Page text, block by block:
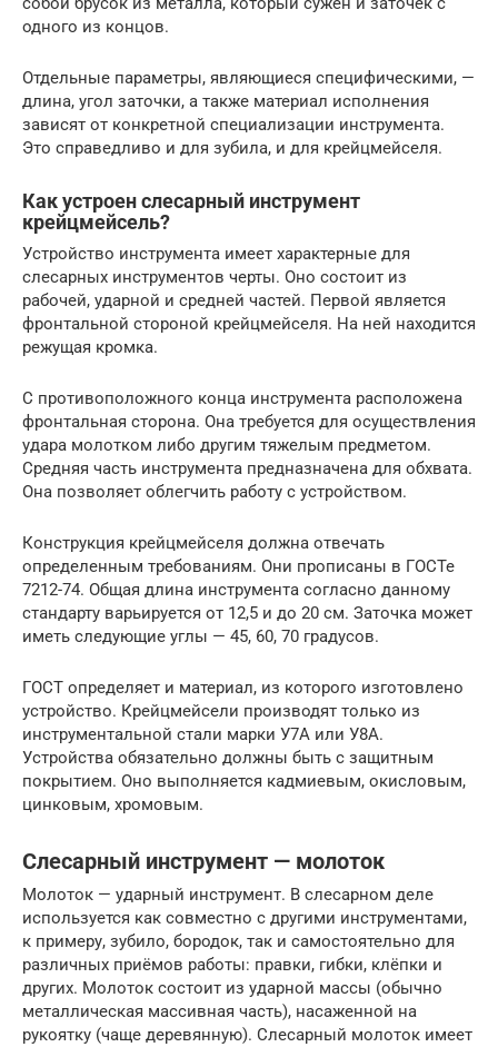
одного из концов.
Отдельные параметры, являющиеся специфическими, —
длина, угол заточки, а также материал исполнения
зависят от конкретной специализации инструмента.
Это справедливо и для зубила, и для крейцмейселя.
Как устроен слесарный инструмент
крейцмейсель?
Устройство инструмента имеет характерные для
слесарных инструментов черты. Оно состоит из
рабочей, ударной и средней частей. Первой является
фронтальной стороной крейцмейселя. На ней находится
режущая кромка.
С противоположного конца инструмента расположена
фронтальная сторона. Она требуется для осуществления
удара молотком либо другим тяжелым предметом.
Средняя часть инструмента предназначена для обхвата.
Она позволяет облегчить работу с устройством.
Конструкция крейцмейселя должна отвечать
определенным требованиям. Они прописаны в ГОСТе
7212-74. Общая длина инструмента согласно данному
стандарту варьируется от 12,5 и до 20 см. Заточка может
иметь следующие углы — 45, 60, 70 градусов.
ГОСТ определяет и материал, из которого изготовлено
устройство. Крейцмейсели производят только из
инструментальной стали марки У7А или У8А.
Устройства обязательно должны быть с защитным
покрытием. Оно выполняется кадмиевым, окисловым,
цинковым, хромовым.
Слесарный инструмент — молоток
Молоток — ударный инструмент. В слесарном деле
используется как совместно с другими инструментами,
к примеру, зубило, бородок, так и самостоятельно для
различных приёмов работы: правки, гибки, клёпки и
других. Молоток состоит из ударной массы (обычно
металлическая массивная часть), насаженной на
рукоятку (чаще деревянную). Слесарный молоток имеет